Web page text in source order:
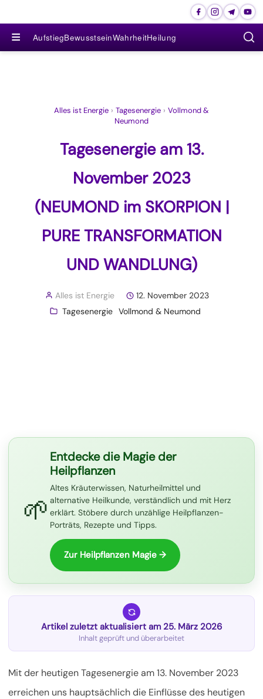
≡ AufstiegBewusstseinWahrheitHeilung
Alles ist Energie › Tagesenergie › Vollmond &
Neumond
Tagesenergie am 13.
November 2023
(NEUMOND im SKORPION |
PURE TRANSFORMATION
UND WANDLUNG)
Alles ist Energie
12. November 2023
Tagesenergie Vollmond & Neumond
🌱
Entdecke die Magie der
Heilpflanzen
Altes Kräuterwissen, Naturheilmittel und
alternative Heilkunde, verständlich und mit Herz
erklärt. Stöbere durch unzählige Heilpflanzen-
Porträts, Rezepte und Tipps.
Zur Heilpflanzen Magie →
Artikel zuletzt aktualisiert am 25. März 2026
Inhalt geprüft und überarbeitet
Mit der heutigen Tagesenergie am 13. November 2023
erreichen uns hauptsächlich die Einflüsse des heutigen